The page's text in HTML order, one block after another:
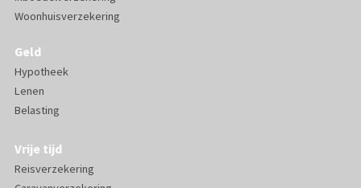
Woonhuisverzekering
Geld
Hypotheek
Lenen
Belasting
Vrije tijd
Reisverzekering